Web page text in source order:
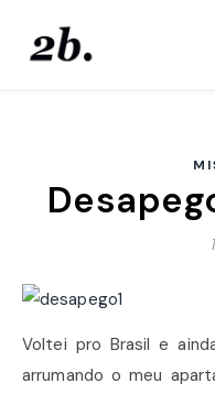
Voltei pro Brasil e
arrumando o meu